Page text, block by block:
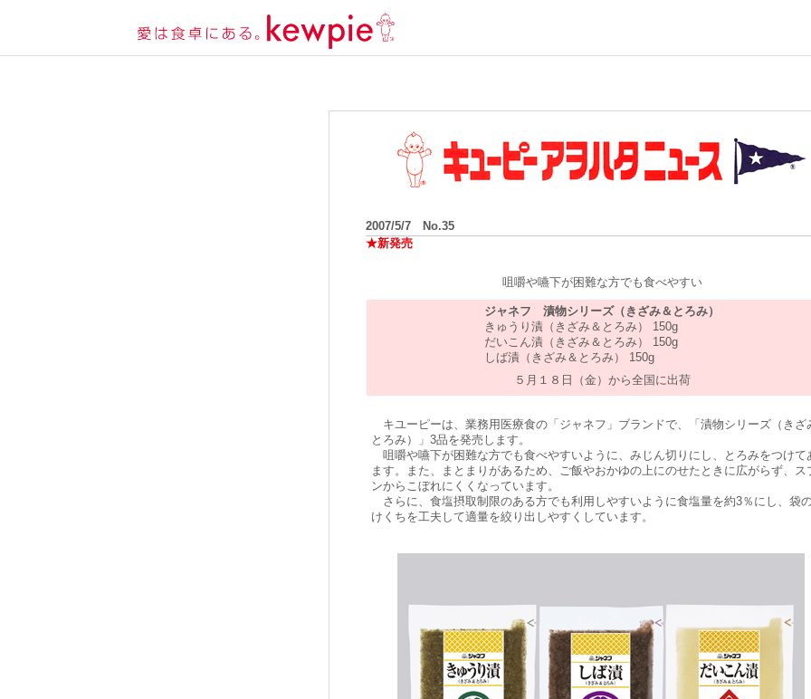
2007/5/7 No.35
★新発売
咀嚼や嚥下が困難な方でも食べやすい
ジャネフ 漬物シリーズ（きざみ＆とろみ）
きゅうり漬（きざみ＆とろみ） 150g
だいこん漬（きざみ＆とろみ） 150g
しば漬（きざみ＆とろみ） 150g
５月１８日（金）から全国に出荷
キユーピーは、業務用医療食の「ジャネフ」ブランドで、「漬物シリーズ（きざ
とろみ）」3品を発売します。
咀嚼や嚥下が困難な方でも食べやすいように、みじん切りにし、とろみをつけて
ます。また、まとまりがあるため、ご飯やおかゆの上にのせたときに広がらず、ス
ンからこぼれにくくなっています。
さらに、食塩摂取制限のある方でも利用しやすいように食塩量を約3％にし、袋
けくちを工夫して適量を絞り出しやすくしています。